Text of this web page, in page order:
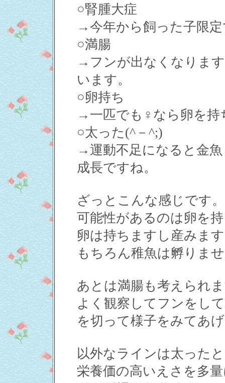
○腎腫大症
→今年から飼った子限
○満腸
→フンが出なくなりま
います。
○卵持ち
→一匹でも♀なら卵を持
○太った(^－^;)
→運動不足になると金
成長ですね。
ざっとこんな感じです。
可能性があるのは卵を
卵は持ちますし産みま
もちろん稚魚は孵りま
あとは満腸も考えられ
よく観察してフンをし
を切って様子をみてあ
以外なラインは太った
栄養価の高いえさを多